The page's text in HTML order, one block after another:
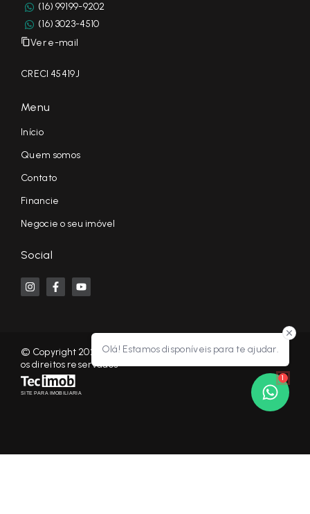
Olá! Estamos disponíveis para te ajudar.
1
(16) 99199-9202
(16) 3023-4510
Ver e-mail
CRECI 45419J
Menu
Início
Quem somos
Contato
Financie
Negocie o seu imóvel
Social
© Copyright 2026 - KF NEGÓCIOS IMOBILIÁRIOS RP - Todos
os direitos reservados
SITE PARA IMOBILIARIA